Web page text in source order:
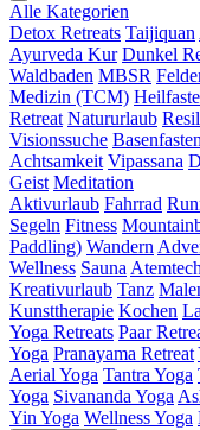
Alle Kategorien
Detox Retreats Taijiquan
Ayurveda Kur Dunkel
Waldbaden MBSR
Medizin (TCM)
Retreat Natururlaub
Visionssuche
Achtsamkeit Vipassana
Geist Meditation
Aktivurlaub Fahrrad
Segeln Fitness
Paddling) Wandern
Wellness Sauna
Kreativurlaub Tanz
Kunsttherapie Kochen
Yoga Retreats Paar
Yoga Pranayama Retreat
Aerial Yoga Tantra Yoga
Yoga Sivananda Yoga
Yin Yoga Wellness Yoga